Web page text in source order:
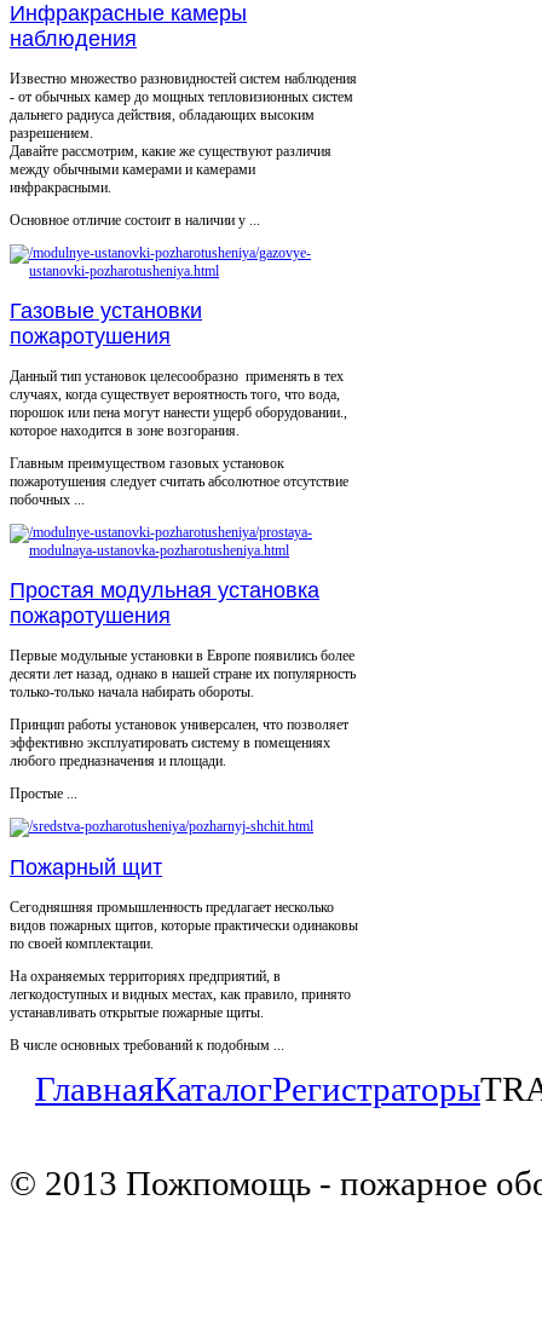
Инфракрасные камеры
наблюдения
Известно множество разновидностей систем наблюдения
- от обычных камер до мощных тепловизионных систем
дальнего радиуса действия, обладающих высоким
разрешением.
Давайте рассмотрим, какие же существуют различия
между обычными камерами и камерами
инфракрасными.
Основное отличие состоит в наличии у ...
Газовые установки
пожаротушения
Данный тип установок целесообразно применять в тех
случаях, когда существует вероятность того, что вода,
порошок или пена могут нанести ущерб оборудовании.,
которое находится в зоне возгорания.
Главным преимуществом газовых установок
пожаротушения следует считать абсолютное отсутствие
побочных ...
Простая модульная установка
пожаротушения
Первые модульные установки в Европе появились более
десяти лет назад, однако в нашей стране их популярность
только-только начала набирать обороты.
Принцип работы установок универсален, что позволяет
эффективно эксплуатировать систему в помещениях
любого предназначения и площади.
Простые ...
Пожарный щит
Сегодняшняя промышленность предлагает несколько
видов пожарных щитов, которые практически одинаковы
по своей комплектации.
На охраняемых территориях предприятий, в
легкодоступных и видных местах, как правило, принято
устанавливать открытые пожарные щиты.
В числе основных требований к подобным ...
ГлавнаяКаталогРегистраторы
© 2013 Пожпомощь - пожарное